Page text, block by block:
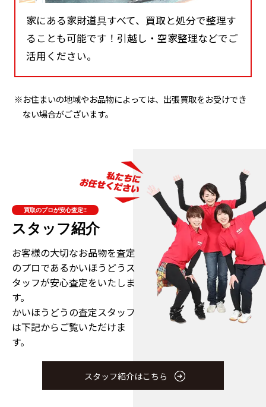
家にある家財道具すべて、買取と処分で整理す
ることも可能です！引越し・空家整理などでご
活用ください。
※お住まいの地域やお品物によっては、出張買取をお受けでき
ない場合がございます。
買取のプロが安心査定!!
スタッフ紹介
お客様の大切なお品物を査定
のプロであるかいほうどうス
タッフが安心査定をいたしま
す。
かいほうどうの査定スタッフ
は下記からご覧いただけま
す。
スタッフ紹介はこちら